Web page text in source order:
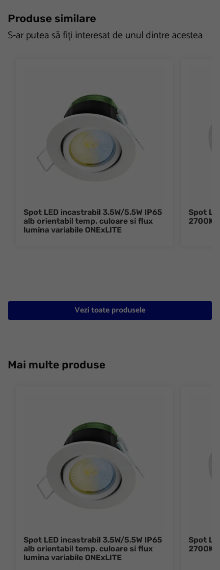
Produse similare
S-ar putea să fiți interesat de unul dintre acestea
Spot LED incastrabil 3.5W/5.5W IP65
alb orientabil temp. culoare si flux
lumina variabile ONExLITE
Spot
2700K/
Vezi toate produsele
Mai multe produse
Spot LED incastrabil 3.5W/5.5W IP65
alb orientabil temp. culoare si flux
lumina variabile ONExLITE
Spot
2700K/